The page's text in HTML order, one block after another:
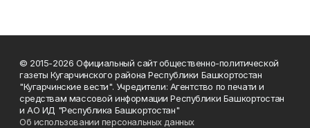
© 2015-2026 Официальный сайт общественно-политической
газеты Кугарчинского района Республики Башкортостан
"Кугарчинские вести". Учредители: Агентство по печати и
средствам массовой информации Республики Башкортостан
и АО ИД "Республика Башкортостан"
Об использовании персональных данных